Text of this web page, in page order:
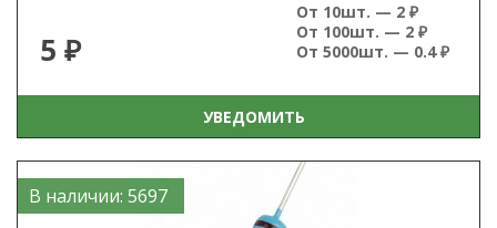
5 ₽
От 10шт. — 2 ₽
От 100шт. — 2 ₽
От 5000шт. — 0.4 ₽
УВЕДОМИТЬ
В наличии: 5697